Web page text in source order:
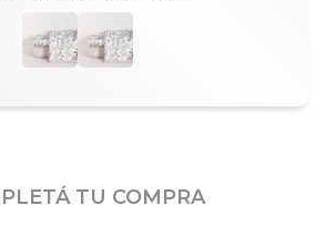
TU COMPRA